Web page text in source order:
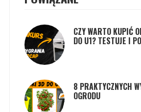
CZY WARTO KUPIĆ
DO U1? TESTUJE I
8 PRAKTYCZNYCH
OGRODU